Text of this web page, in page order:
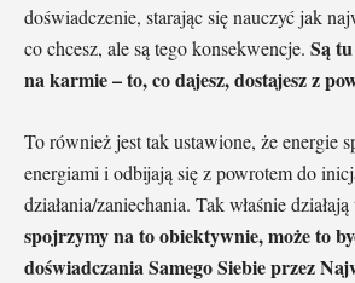
doświadczenie, starając się nauczyć jak
co chcesz, ale są tego konsekwencje. Są
na karmie – to, co dajesz, dostajesz z
To również jest tak ustawione, że energie
energiami i odbijają się z powrotem do
działania/zaniechania. Tak właśnie
spojrzymy na to obiektywnie, może to
doświadczania Samego Siebie przez